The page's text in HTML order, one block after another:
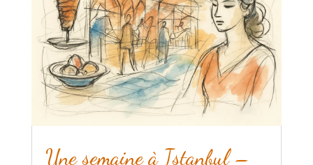
Une semaine à Istanbul –